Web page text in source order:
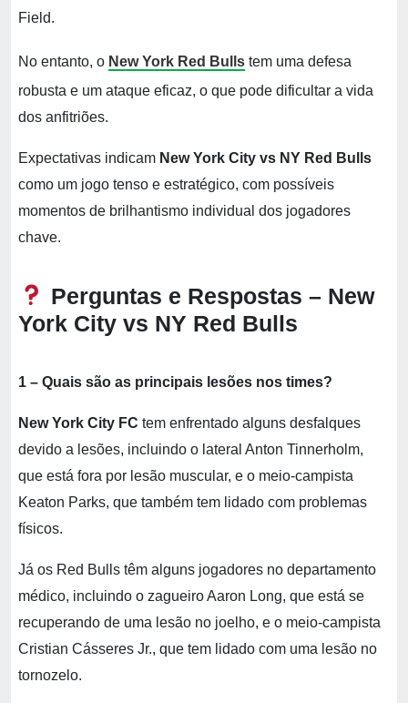
Field.
No entanto, o New York Red Bulls tem uma defesa
robusta e um ataque eficaz, o que pode dificultar a vida
dos anfitriões.
Expectativas indicam New York City vs NY Red Bulls
como um jogo tenso e estratégico, com possíveis
momentos de brilhantismo individual dos jogadores
chave.
Perguntas e Respostas – New
York City vs NY Red Bulls
1 – Quais são as principais lesões nos times?
New York City FC tem enfrentado alguns desfalques
devido a lesões, incluindo o lateral Anton Tinnerholm,
que está fora por lesão muscular, e o meio-campista
Keaton Parks, que também tem lidado com problemas
físicos.
Já os Red Bulls têm alguns jogadores no departamento
médico, incluindo o zagueiro Aaron Long, que está se
recuperando de uma lesão no joelho, e o meio-campista
Cristian Cásseres Jr., que tem lidado com uma lesão no
tornozelo.